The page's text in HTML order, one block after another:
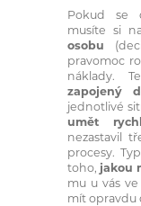
Pokud se
musíte si
osobu
pravomoc
náklady.
zapojený
jednotlivé
umět
nezastavil
procesy.
toho, jakou
mu u vás
mít opravdu